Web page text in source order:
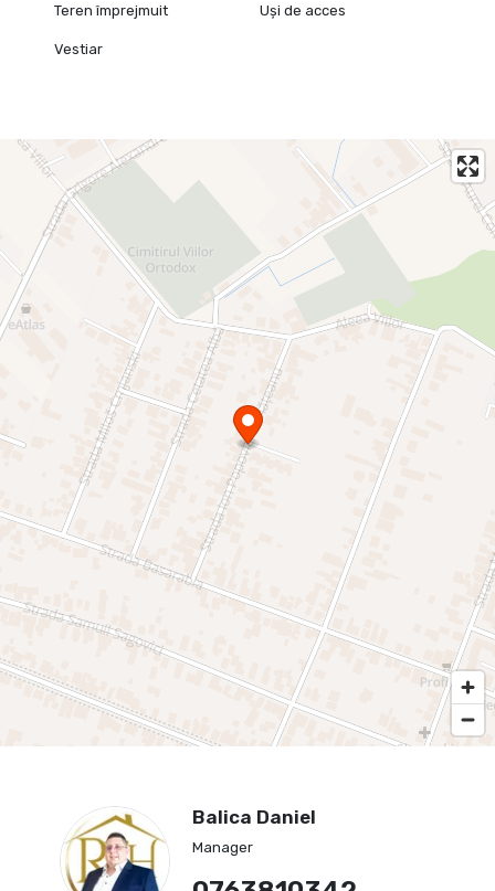
Teren împrejmuit Uși de acces
Vestiar
Balica Daniel
Manager